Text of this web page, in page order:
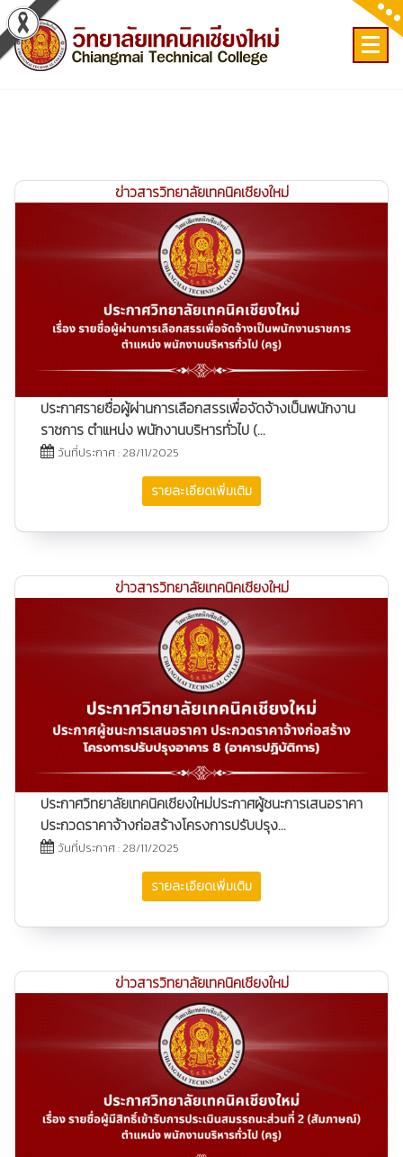
Skip
to
content
ข่าวสารวิทยาลัยเทคนิคเชียงใหม่
ประกาศรายชื่อผู้ผ่านการเลือกสรรเพื่อจัดจ้างเป็นพนักงาน
ราชการ ตำแหน่ง พนักงานบริหารทั่วไป (...
วันที่ประกาศ : 28/11/2025
รายละเอียดเพิ่มเติม
ข่าวสารวิทยาลัยเทคนิคเชียงใหม่
ประกาศวิทยาลัยเทคนิคเชียงใหม่ประกาศผู้ชนะการเสนอราคา
ประกวดราคาจ้างก่อสร้างโครงการปรับปรุง...
วันที่ประกาศ : 28/11/2025
รายละเอียดเพิ่มเติม
ข่าวสารวิทยาลัยเทคนิคเชียงใหม่